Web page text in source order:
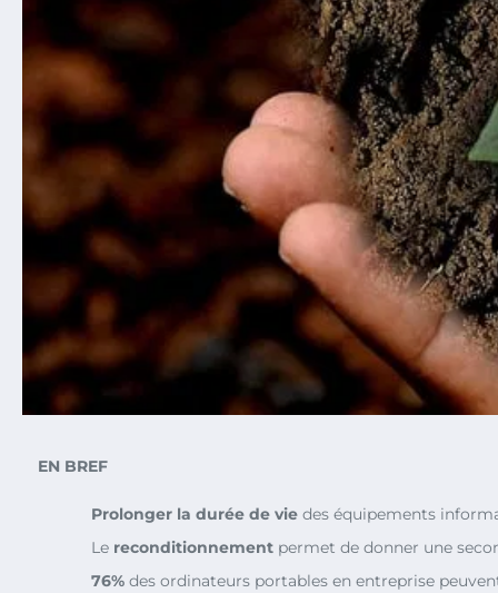
EN BREF
Prolonger la durée de vie des équipements
Le reconditionnement permet de donner une
76% des ordinateurs portables en entreprise